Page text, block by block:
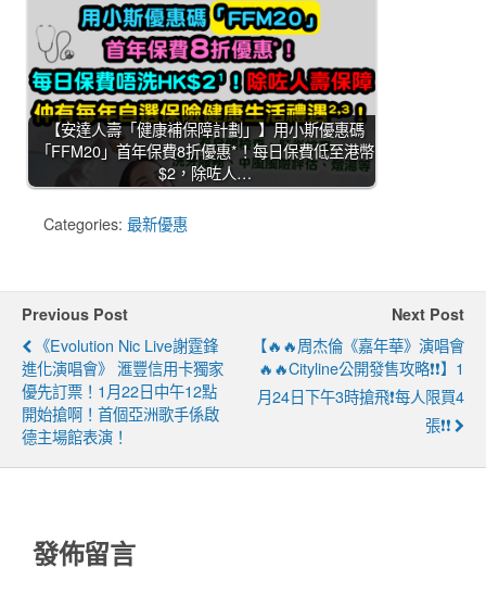
【安達人壽「健康補保障計劃」】用小斯優惠碼
「FFM20」首年保費8折優惠*！每日保費低至港幣
$2，除咗人…
Categories: 最新優惠
Previous Post
《Evolution Nic Live謝霆鋒
進化演唱會》 滙豐信用卡獨家
優先訂票！1月22日中午12點
開始搶啊！首個亞洲歌手係啟
德主場館表演！
Next Post
【🔥🔥周杰倫《嘉年華》演唱會
🔥🔥Cityline公開發售攻略❗❗】1
月24日下午3時搶飛❗每人限買4
張❗❗
發佈留言